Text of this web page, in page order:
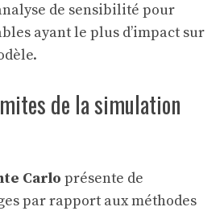
de sensibilité pour
ayant le plus d’impact sur
de la simulation
Carlo présente de
par rapport aux méthodes